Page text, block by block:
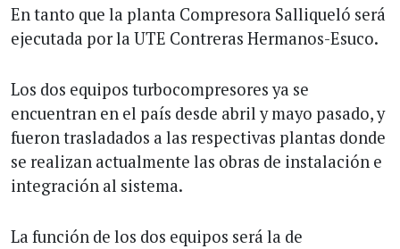
En tanto que la planta Compresora Salliqueló será
ejecutada por la UTE Contreras Hermanos-Esuco.
Los dos equipos turbocompresores ya se
encuentran en el país desde abril y mayo pasado, y
fueron trasladados a las respectivas plantas donde
se realizan actualmente las obras de instalación e
integración al sistema.
La función de los dos equipos será la de